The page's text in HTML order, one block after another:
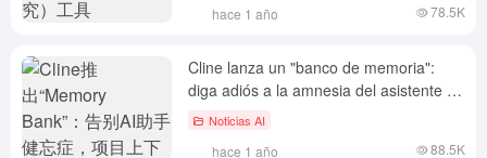
hace 1 año 78.5K
Cline lanza un "banco de memoria":
diga adiós a la amnesia del asistente de
IA y no pierda nunca el contexto de los
Noticias AI
hace 1 año 88.5K